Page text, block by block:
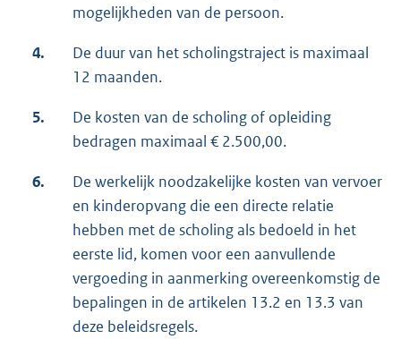
mogelijkheden van de persoon.
4.
De duur van het scholingstraject is maximaal
12 maanden.
5.
De kosten van de scholing of opleiding
bedragen maximaal € 2.500,00.
6.
De werkelijk noodzakelijke kosten van vervoer
en kinderopvang die een directe relatie
hebben met de scholing als bedoeld in het
eerste lid, komen voor een aanvullende
vergoeding in aanmerking overeenkomstig de
bepalingen in de artikelen 13.2 en 13.3 van
deze beleidsregels.